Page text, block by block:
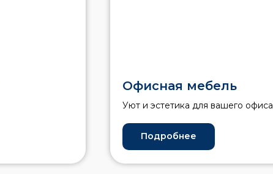
Офисная мебель
Уют и эстетика для вашего офиса
Подробнее